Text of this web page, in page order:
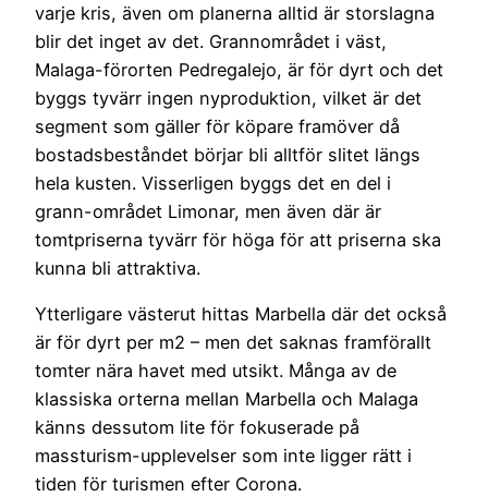
varje kris, även om planerna alltid är storslagna
blir det inget av det. Grannområdet i väst,
Malaga-förorten Pedregalejo, är för dyrt och det
byggs tyvärr ingen nyproduktion, vilket är det
segment som gäller för köpare framöver då
bostadsbeståndet börjar bli alltför slitet längs
hela kusten. Visserligen byggs det en del i
grann-området Limonar, men även där är
tomtpriserna tyvärr för höga för att priserna ska
kunna bli attraktiva.
Ytterligare västerut hittas Marbella där det också
är för dyrt per m2 – men det saknas framförallt
tomter nära havet med utsikt. Många av de
klassiska orterna mellan Marbella och Malaga
känns dessutom lite för fokuserade på
massturism-upplevelser som inte ligger rätt i
tiden för turismen efter Corona.